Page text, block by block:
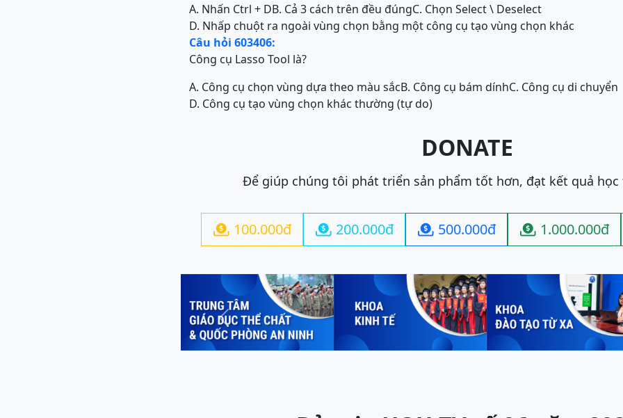
A. Nhấn Ctrl + DB. Cả 3 cách trên đều đúngC. Chọn Select \ Deselect
D. Nhấp chuột ra ngoài vùng chọn bằng một công cụ tạo vùng chọn khác
Câu hỏi 603406:
Công cụ Lasso Tool là?
A. Công cụ chọn vùng dựa theo màu sắcB. Công cụ bám dínhC. Công cụ di chuyển
D. Công cụ tạo vùng chọn khác thường (tự do)
DONATE
Để giúp chúng tôi phát triển sản phẩm tốt hơn, đạt kết quả học
 100.000đ  200.000đ  500.000đ  1.000.000đ
Previous